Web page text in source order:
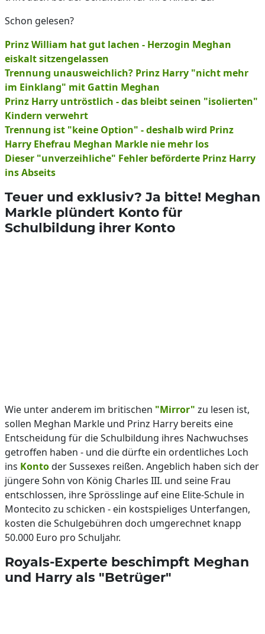
Schon gelesen?
Prinz William hat gut lachen - Herzogin Meghan
eiskalt sitzengelassen
Trennung unausweichlich? Prinz Harry "nicht mehr
im Einklang" mit Gattin Meghan
Prinz Harry untröstlich - das bleibt seinen "isolierten"
Kindern verwehrt
Trennung ist "keine Option" - deshalb wird Prinz
Harry Ehefrau Meghan Markle nie mehr los
Dieser "unverzeihliche" Fehler beförderte Prinz Harry
ins Abseits
Teuer und exklusiv? Ja bitte! Meghan
Markle plündert Konto für
Schulbildung ihrer Konto
Wie unter anderem im britischen "Mirror" zu lesen ist,
sollen Meghan Markle und Prinz Harry bereits eine
Entscheidung für die Schulbildung ihres Nachwuchses
getroffen haben - und die dürfte ein ordentliches Loch
ins Kontoder Sussexes reißen. Angeblich haben sich der
jüngere Sohn von König Charles III. und seine Frau
entschlossen, ihre Sprösslinge auf eine Elite-Schule in
Montecito zu schicken - ein kostspieliges Unterfangen,
kosten die Schulgebühren doch umgerechnet knapp
50.000 Euro pro Schuljahr.
Royals-Experte beschimpft Meghan
und Harry als "Betrüger"